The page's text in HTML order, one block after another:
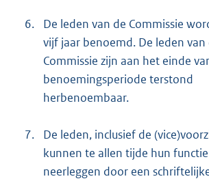
6.
De leden van de Commissie
vijf jaar benoemd. De leden van
Commissie zijn aan het einde
benoemingsperiode terstond
herbenoembaar.
7.
De leden, inclusief de
kunnen te allen tijde hun functie
neerleggen door een